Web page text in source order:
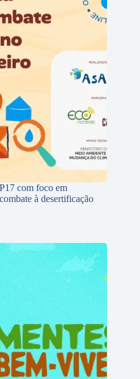
com foco em
à desertificação